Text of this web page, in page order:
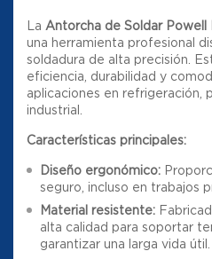
La Antorcha de Soldar Powell
una herramienta profesional
soldadura de alta precisión.
eficiencia, durabilidad y
aplicaciones en refrigeración,
industrial.
Características principales:
Diseño ergonómico:
seguro, incluso en trabajos
Material resistente:
alta calidad para soportar
garantizar una larga vida útil.